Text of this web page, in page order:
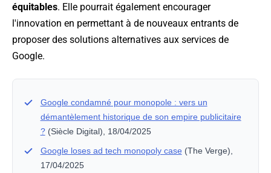
équitables. Elle pourrait également encourager
l'innovation en permettant à de nouveaux entrants de
proposer des solutions alternatives aux services de
Google.
Google condamné pour monopole : vers un
démantèlement historique de son empire publicitaire
?(Siècle Digital), 18/04/2025
Google loses ad tech monopoly case(The Verge),
17/04/2025